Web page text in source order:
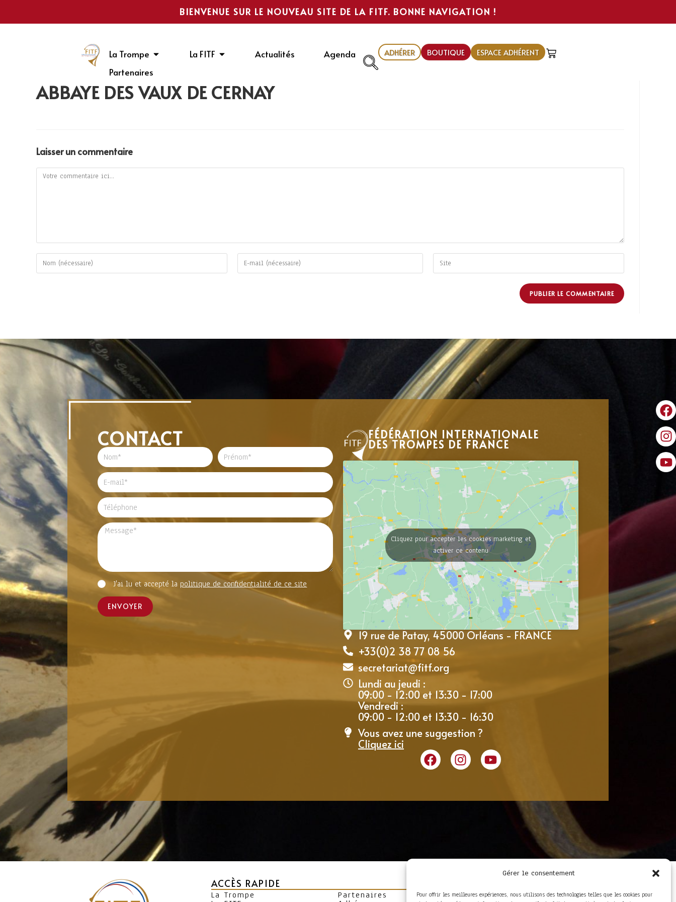
Gérer le consentement
Pour offrir les meilleures expériences, nous utilisons des technologies telles que les cookies pour
BIENVENUE SUR LE NOUVEAU SITE DE LA FITF. BONNE NAVIGATION !
La Trompe La FITF Actualités
Agenda
Partenaires
ADHÉRER BOUTIQUE ESPACE ADHÉRENT
ABBAYE DES VAUX DE CERNAY
Laisser un commentaire
CONTACT
J'ai lu et accepté la politique de confidentialité de ce site
ENVOYER
FÉDÉRATION INTERNATIONALE
DES TROMPES DE FRANCE
Cliquez pour accepter les cookies marketing et
activer ce contenu
19 rue de Patay, 45000 Orléans - FRANCE
+33(0)2 38 77 08 56
secretariat@fitf.org
Lundi au jeudi :
09:00 - 12:00 et 13:30 - 17:00
Vendredi :
09:00 - 12:00 et 13:30 - 16:30
Vous avez une suggestion ?
Cliquez ici
ACCÈS RAPIDE
La Trompe Partenaires Foire aux questions